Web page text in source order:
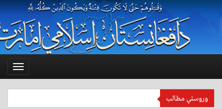
Toggle
وروستي مطالب